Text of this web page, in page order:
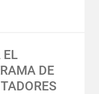
EL
DE